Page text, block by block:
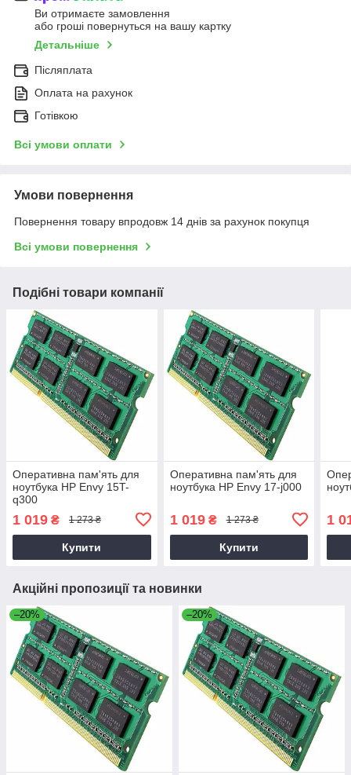
Ви отримаєте замовлення
або гроші повернуться на вашу картку
Детальніше
Післяплата
Оплата на рахунок
Готівкою
Всі умови оплати
Умови повернення
Повернення товару впродовж 14 днів за рахунок покупця
Всі умови повернення
Подібні товари компанії
Оперативна пам'ять для
ноутбука HP Envy 15T-
q300
1 019 ₴ 1 273 ₴
Купити
Оперативна пам'ять для
ноутбука HP Envy 17-j000
1 019₴ 1 273 ₴
Купити
1
Акційні пропозиції та новинки
–20% –20%